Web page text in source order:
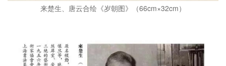
来楚生、唐云合绘《岁朝图》（66cm×32cm）